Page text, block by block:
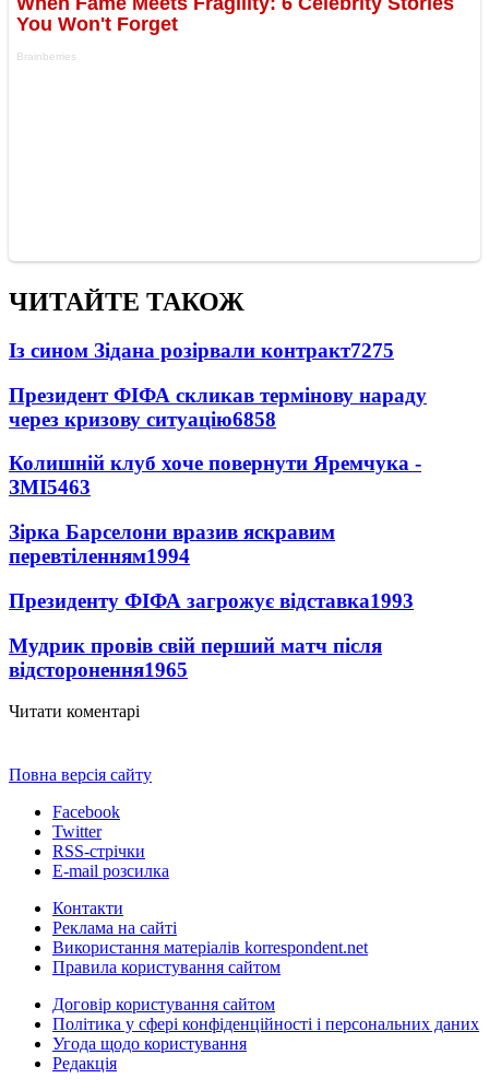
ЧИТАЙТЕ ТАКОЖ
Із сином Зідана розірвали контракт7275
Президент ФІФА скликав термінову нараду
через кризову ситуацію6858
Колишній клуб хоче повернути Яремчука -
ЗМІ5463
Зірка Барселони вразив яскравим
перевтіленням1994
Президенту ФІФА загрожує відставка1993
Мудрик провів свій перший матч після
відсторонення1965
Читати коментарі
Повна версія сайту
Facebook
Twitter
RSS-стрічки
E-mail розсилка
Контакти
Реклама на сайті
Використання матеріалів korrespondent.net
Правила користування сайтом
Договір користування сайтом
Політика у сфері конфіденційності і персональних даних
Угода щодо користування
Редакція